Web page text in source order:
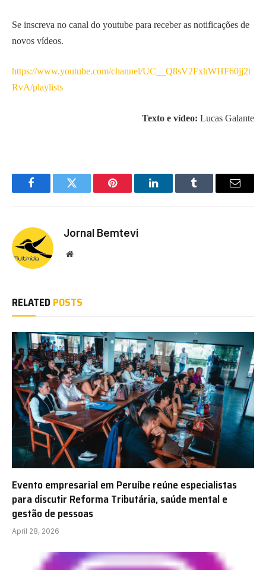
Se inscreva no canal do youtube para receber as notificações de
novos vídeos.
https://www.youtube.com/channel/UC__Q8sV2FxhWHF60jj2t
RvA/playlists
Texto e vídeo: Lucas Galante
FacebookTwitter Pinterest LinkedInTumblr Email
Jornal Bemtevi
Website
RELATED POSTS
Evento empresarial em Peruíbe reúne especialistas
para discutir Reforma Tributária, saúde mental e
gestão de pessoas
April 28, 2026